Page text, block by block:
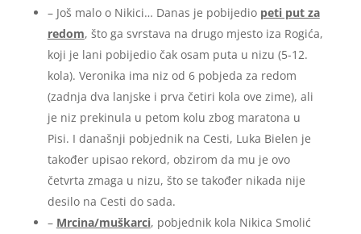
– Još malo o Nikici… Danas je pobijedio peti put za
redom, što ga svrstava na drugo mjesto iza Rogića,
koji je lani pobijedio čak osam puta u nizu (5-12.
kola). Veronika ima niz od 6 pobjeda za redom
(zadnja dva lanjske i prva četiri kola ove zime), ali
je niz prekinula u petom kolu zbog maratona u
Pisi. I današnji pobjednik na Cesti, Luka Bielen je
također upisao rekord, obzirom da mu je ovo
četvrta zmaga u nizu, što se također nikada nije
desilo na Cesti do sada.
– Mrcina/muškarci, pobjednik kola Nikica Smolić